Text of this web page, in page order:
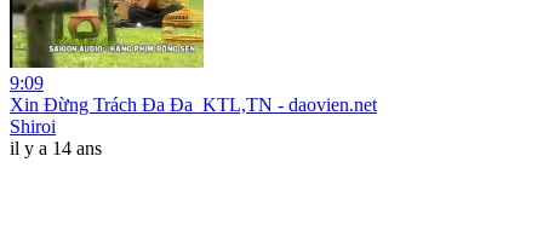
9:09
Xin Đừng Trách Đa Đa_KTL,TN - daovien.net
Shiroi
il y a 14 ans